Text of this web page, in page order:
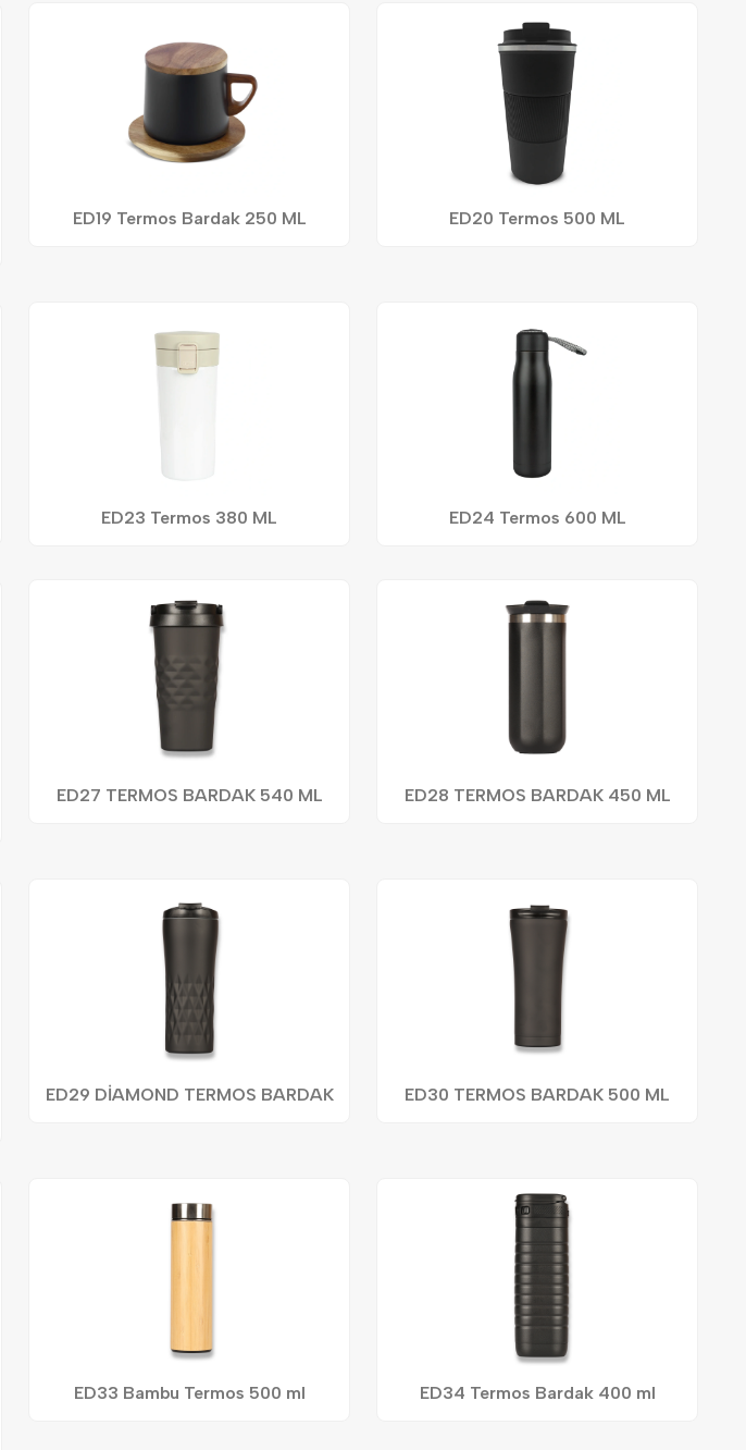
ED19 Termos Bardak 250 ML ED20 Termos 500 ML
ED23 Termos 380 ML ED24 Termos 600 ML
ED27 TERMOS BARDAK 540 ML ED28 TERMOS BARDAK 450 ML
ED29 DİAMOND TERMOS BARDAK ED30 TERMOS BARDAK 500 ML
ED33 Bambu Termos 500 ml ED34 Termos Bardak 400 ml